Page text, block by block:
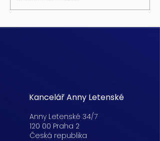
Kancelář Anny Letenské
Anny Letenské 34/7
120 00 Praha 2
Česká republika